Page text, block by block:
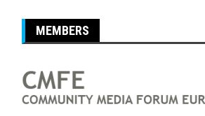
MEMBERS